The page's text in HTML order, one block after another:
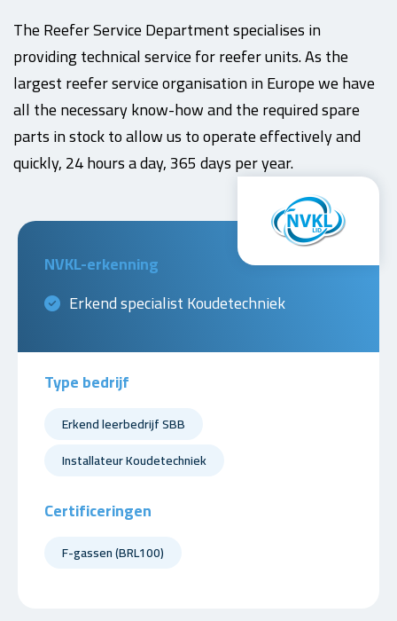
The Reefer Service Department specialises in
providing technical service for reefer units. As the
largest reefer service organisation in Europe we have
all the necessary know-how and the required spare
parts in stock to allow us to operate effectively and
quickly, 24 hours a day, 365 days per year.
NVKL-erkenning
Erkend specialist Koudetechniek
Type bedrijf
Erkend leerbedrijf SBB
Installateur Koudetechniek
Certificeringen
F-gassen (BRL100)